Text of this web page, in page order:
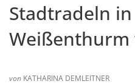
Stadtradeln in
von KATHARINA DEMLEITNER